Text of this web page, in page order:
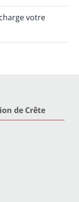
votre
de Crête